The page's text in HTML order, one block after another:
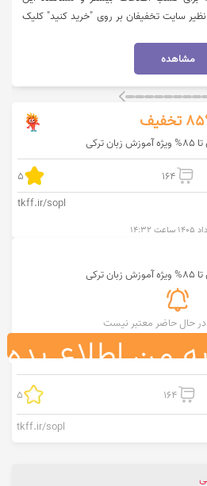
سایت تخفیفان بر روی "خرید کنید" کلیک
مشاهده
تخفیف
164
5
tkff.ir/sopl
حال حاضر معتبر نیست
من اطلاع بده
164
5
tkff.ir/sopl